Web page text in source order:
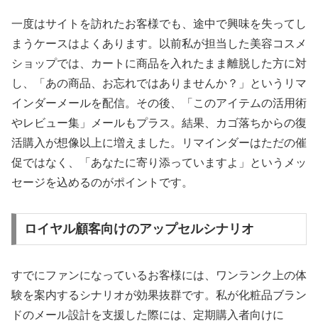
一度はサイトを訪れたお客様でも、途中で興味を失ってし
まうケースはよくあります。以前私が担当した美容コスメ
ショップでは、カートに商品を入れたまま離脱した方に対
し、「あの商品、お忘れではありませんか？」というリマ
インダーメールを配信。その後、「このアイテムの活用術
やレビュー集」メールもプラス。結果、カゴ落ちからの復
活購入が想像以上に増えました。リマインダーはただの催
促ではなく、「あなたに寄り添っていますよ」というメッ
セージを込めるのがポイントです。
ロイヤル顧客向けのアップセルシナリオ
すでにファンになっているお客様には、ワンランク上の体
験を案内するシナリオが効果抜群です。私が化粧品ブラン
ドのメール設計を支援した際には、定期購入者向けに